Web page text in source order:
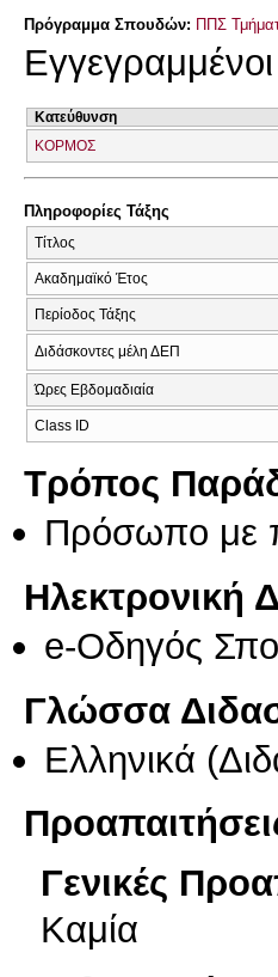
Πρόγραμμα Σπουδών: ΠΠΣ
Κατεύθυνση
ΚΟΡΜΟΣ
Πληροφορίες Τάξης
Τίτλος
Ακαδημαϊκό Έτος
Περίοδος Τάξης
Διδάσκοντες μέλη ΔΕΠ
Ώρες Εβδομαδιαία
Class ID
Τρόπος
Πρόσωπο με
Ηλεκτρονική
e-Οδηγός
Γλώσσα
Ελληνικά
Γενικές
Καμία